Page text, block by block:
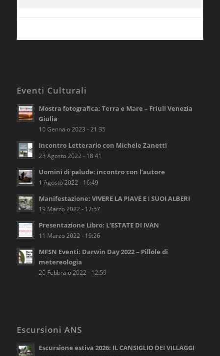
Eventi Culturali
Mostra fotografica: Terra e Mare – Friuli Venezia
Giulia
10 Gennaio 2023 - 21:35
Incontro Letterario con Michele Zanetti
23 Agosto 2022 - 18:41
Uomini di palude: incontro con l’autore
1 Agosto 2022 - 16:49
Manifestazione: VIVERE LA PIAVE E I SUOI ALBERI
19 Marzo 2022 - 17:57
Presentazione Libro: L’ESTATE DI IVAN
11 Marzo 2022 - 19:26
MFSN Eventi: Darwin Day 2022 – Pillole di
metereologia
20 Febbraio 2022 - 12:59
Escursioni ANS
Escursione estiva 2026: IL CANSIGLIO DEI VILLAGGI